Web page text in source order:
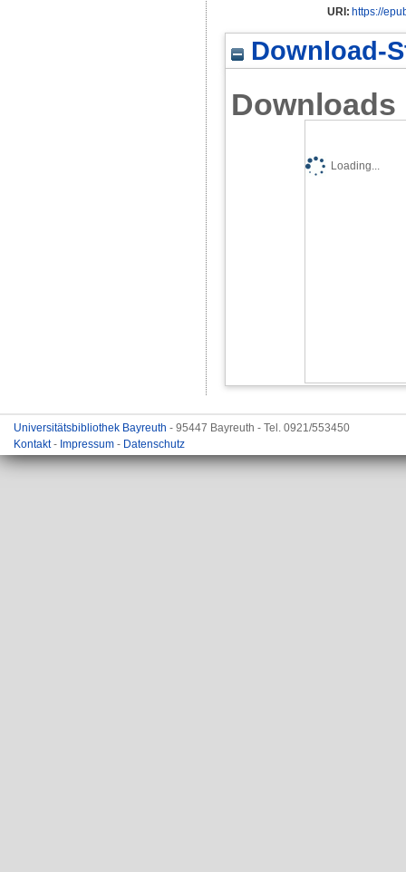
URI: https://
Download-
Downloads
Loading...
Universitätsbibliothek Bayreuth - 95447 Bayreuth - Tel. 0921/553450
Kontakt- Impressum - Datenschutz